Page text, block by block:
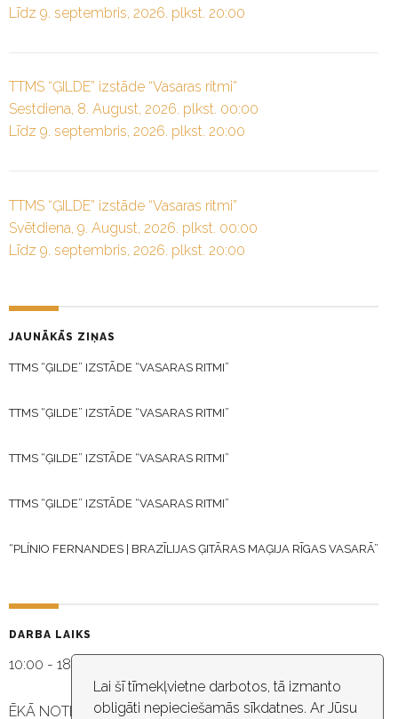
Lai šī tīmekļvietne darbotos, tā izmanto
obligāti nepieciešamās sīkdatnes. Ar Jūsu
Līdz 9. septembris, 2026. plkst. 20:00
TTMS “ĢILDE” izstāde “Vasaras ritmi”
Sestdiena, 8. August, 2026. plkst. 00:00
Līdz 9. septembris, 2026. plkst. 20:00
TTMS “ĢILDE” izstāde “Vasaras ritmi”
Svētdiena, 9. August, 2026. plkst. 00:00
Līdz 9. septembris, 2026. plkst. 20:00
JAUNĀKĀS ZIŅAS
TTMS “ĢILDE” IZSTĀDE “VASARAS RITMI”
TTMS “ĢILDE” IZSTĀDE “VASARAS RITMI”
TTMS “ĢILDE” IZSTĀDE “VASARAS RITMI”
TTMS “ĢILDE” IZSTĀDE “VASARAS RITMI”
“PLÍNIO FERNANDES | BRAZĪLIJAS ĢITĀRAS MAĢIJA RĪGAS VASARĀ”
DARBA LAIKS
10:00 - 18:30
ĒKĀ NOTIEK VIDEO NOVĒROŠANA